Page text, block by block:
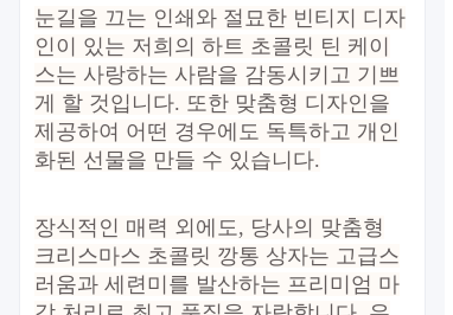
눈길을 끄는 인쇄와 절묘한 빈티지 디자
인이 있는 저희의 하트 초콜릿 틴 케이
스는 사랑하는 사람을 감동시키고 기쁘
게 할 것입니다. 또한 맞춤형 디자인을
제공하여 어떤 경우에도 독특하고 개인
화된 선물을 만들 수 있습니다.
장식적인 매력 외에도, 당사의 맞춤형
크리스마스 초콜릿 깡통 상자는 고급스
러움과 세련미를 발산하는 프리미엄 마